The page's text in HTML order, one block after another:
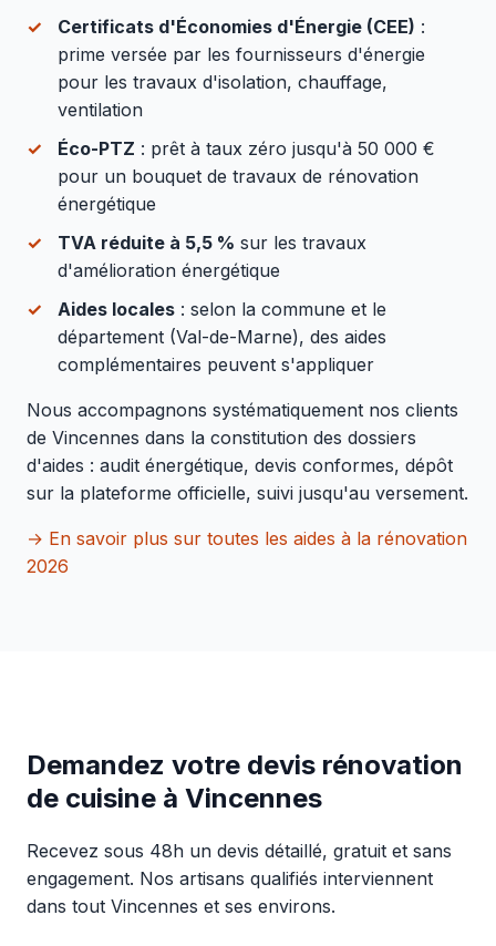
Certificats d'Économies d'Énergie (CEE) :
prime versée par les fournisseurs d'énergie
pour les travaux d'isolation, chauffage,
ventilation
Éco-PTZ : prêt à taux zéro jusqu'à 50 000 €
pour un bouquet de travaux de rénovation
énergétique
TVA réduite à 5,5 % sur les travaux
d'amélioration énergétique
Aides locales : selon la commune et le
département (Val-de-Marne), des aides
complémentaires peuvent s'appliquer
Nous accompagnons systématiquement nos clients
de Vincennes dans la constitution des dossiers
d'aides : audit énergétique, devis conformes, dépôt
sur la plateforme officielle, suivi jusqu'au versement.
→ En savoir plus sur toutes les aides à la rénovation
2026
Demandez votre devis rénovation
de cuisine à Vincennes
Recevez sous 48h un devis détaillé, gratuit et sans
engagement. Nos artisans qualifiés interviennent
dans tout Vincennes et ses environs.